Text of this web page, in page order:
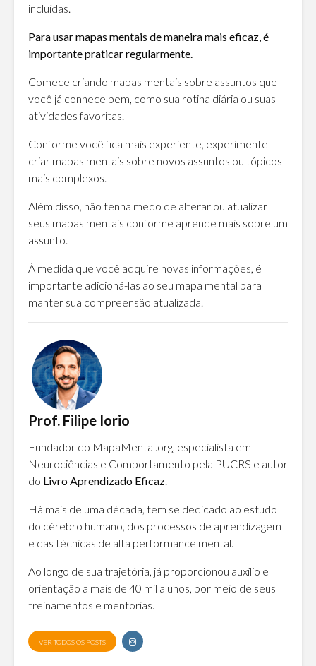
incluídas.
Para usar mapas mentais de maneira mais eficaz, é
importante praticar regularmente.
Comece criando mapas mentais sobre assuntos que
você já conhece bem, como sua rotina diária ou suas
atividades favoritas.
Conforme você fica mais experiente, experimente
criar mapas mentais sobre novos assuntos ou tópicos
mais complexos.
Além disso, não tenha medo de alterar ou atualizar
seus mapas mentais conforme aprende mais sobre um
assunto.
À medida que você adquire novas informações, é
importante adicioná-las ao seu mapa mental para
manter sua compreensão atualizada.
Prof. Filipe Iorio
Fundador do MapaMental.org, especialista em
Neurociências e Comportamento pela PUCRS e autor
do Livro Aprendizado Eficaz.
Há mais de uma década, tem se dedicado ao estudo
do cérebro humano, dos processos de aprendizagem
e das técnicas de alta performance mental.
Ao longo de sua trajetória, já proporcionou auxílio e
orientação a mais de 40 mil alunos, por meio de seus
treinamentos e mentorias.
VER TODOS OS POSTS